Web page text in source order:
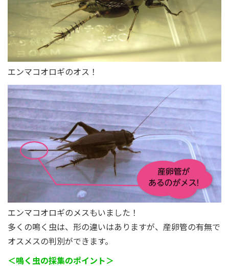
エンマコオロギのオス！
エンマコオロギのメスもいました！
多くの鳴く虫は、形の違いはありますが、産卵管の有無で
オスメスの判別ができます。
＜鳴く虫の採集のポイント＞